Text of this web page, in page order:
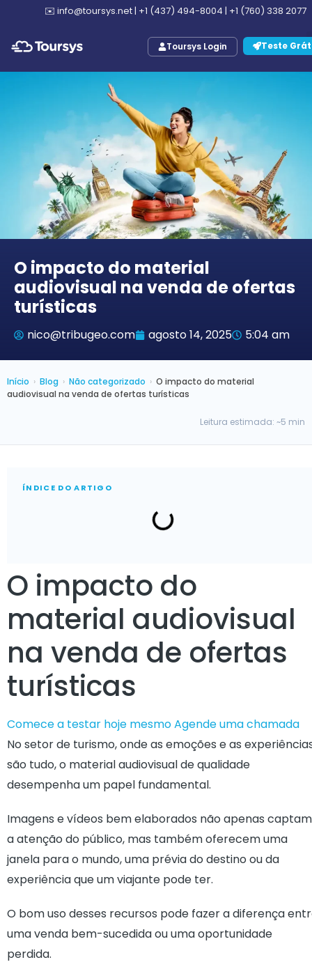
✉️ info@toursys.net| +1 (437) 494-8004 | +1 (760) 338 2077
Toursys Login Teste
O impacto do material
audiovisual na venda de ofertas
turísticas
nico@tribugeo.com agosto 14, 2025 5:04 am
Início › Blog › Não categorizado › O impacto do material
audiovisual na venda de ofertas turísticas
Leitura estimada: ~5 min
ÍNDICE DO ARTIGO
O impacto do
material audiovisual
na venda de ofertas
turísticas
Comece a testar hoje mesmoAgende uma chamada
No setor de turismo, onde as emoções e as
são tudo, o material audiovisual de qualidade
desempenha um papel fundamental.
Imagens e vídeos bem elaborados não apenas captam
a atenção do público, mas também oferecem uma
janela para o mundo, uma prévia do destino ou da
experiência que um viajante pode ter.
O bom uso desses recursos pode fazer a diferença
uma venda bem-sucedida ou uma oportunidade
perdida.